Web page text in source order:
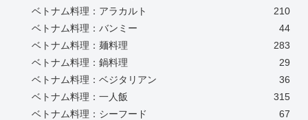
ベトナム料理：アラカルト
210
ベトナム料理：バンミー
44
ベトナム料理：麺料理
283
ベトナム料理：鍋料理
29
ベトナム料理：ベジタリアン
36
ベトナム料理：一人飯
315
ベトナム料理：シーフード
67